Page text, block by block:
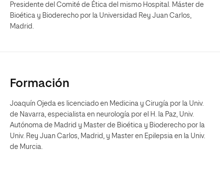
Presidente del Comité de Ética del mismo Hospital. Máster de
Bioética y Bioderecho por la Universidad Rey Juan Carlos,
Madrid.
Formación
Joaquín Ojeda es licenciado en Medicina y Cirugía por la Univ.
de Navarra, especialista en neurología por el H. la Paz, Univ.
Autónoma de Madrid y Master de Bioética y Bioderecho por la
Univ. Rey Juan Carlos, Madrid, y Master en Epilepsia en la Univ.
de Murcia.